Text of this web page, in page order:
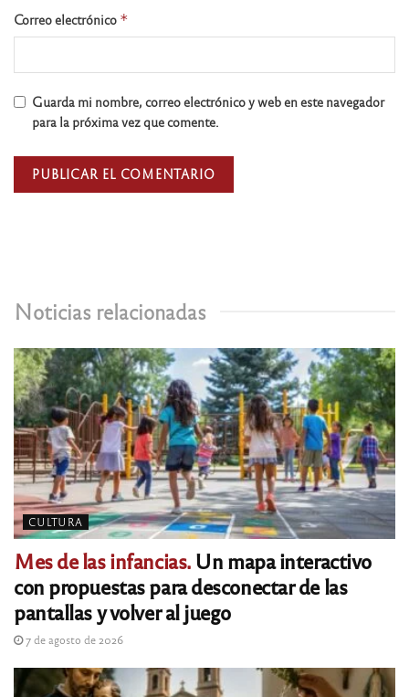
Noticias relacionadas
CULTURA
Mes de las infancias.Un mapa interactivo
con propuestas para desconectar de las
pantallas y volver al juego
7 de agosto de 2026
Correo electrónico *
Guarda mi nombre, correo electrónico y web en este navegador
para la próxima vez que comente.